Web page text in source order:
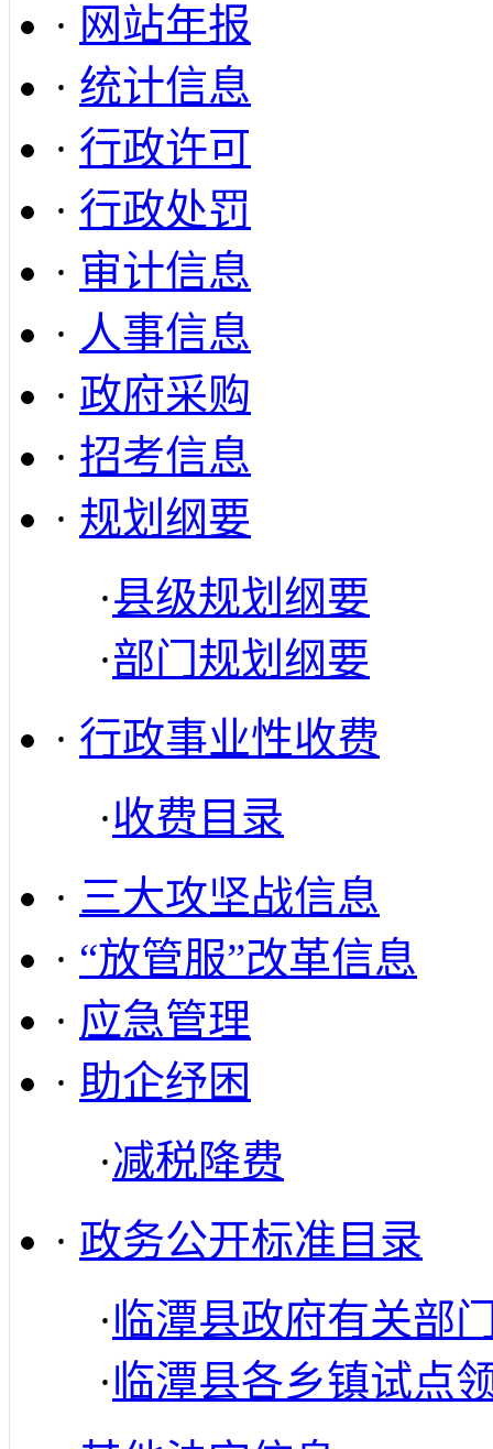
· 网站年报
· 统计信息
· 行政许可
· 行政处罚
· 审计信息
· 人事信息
· 政府采购
· 招考信息
· 规划纲要
·县级规划纲要
·部门规划纲要
· 行政事业性收费
·收费目录
· 三大攻坚战信息
· “放管服”改革信息
· 应急管理
· 助企纾困
·减税降费
· 政务公开标准目录
·临潭县政府有关部
·临潭县各乡镇试点